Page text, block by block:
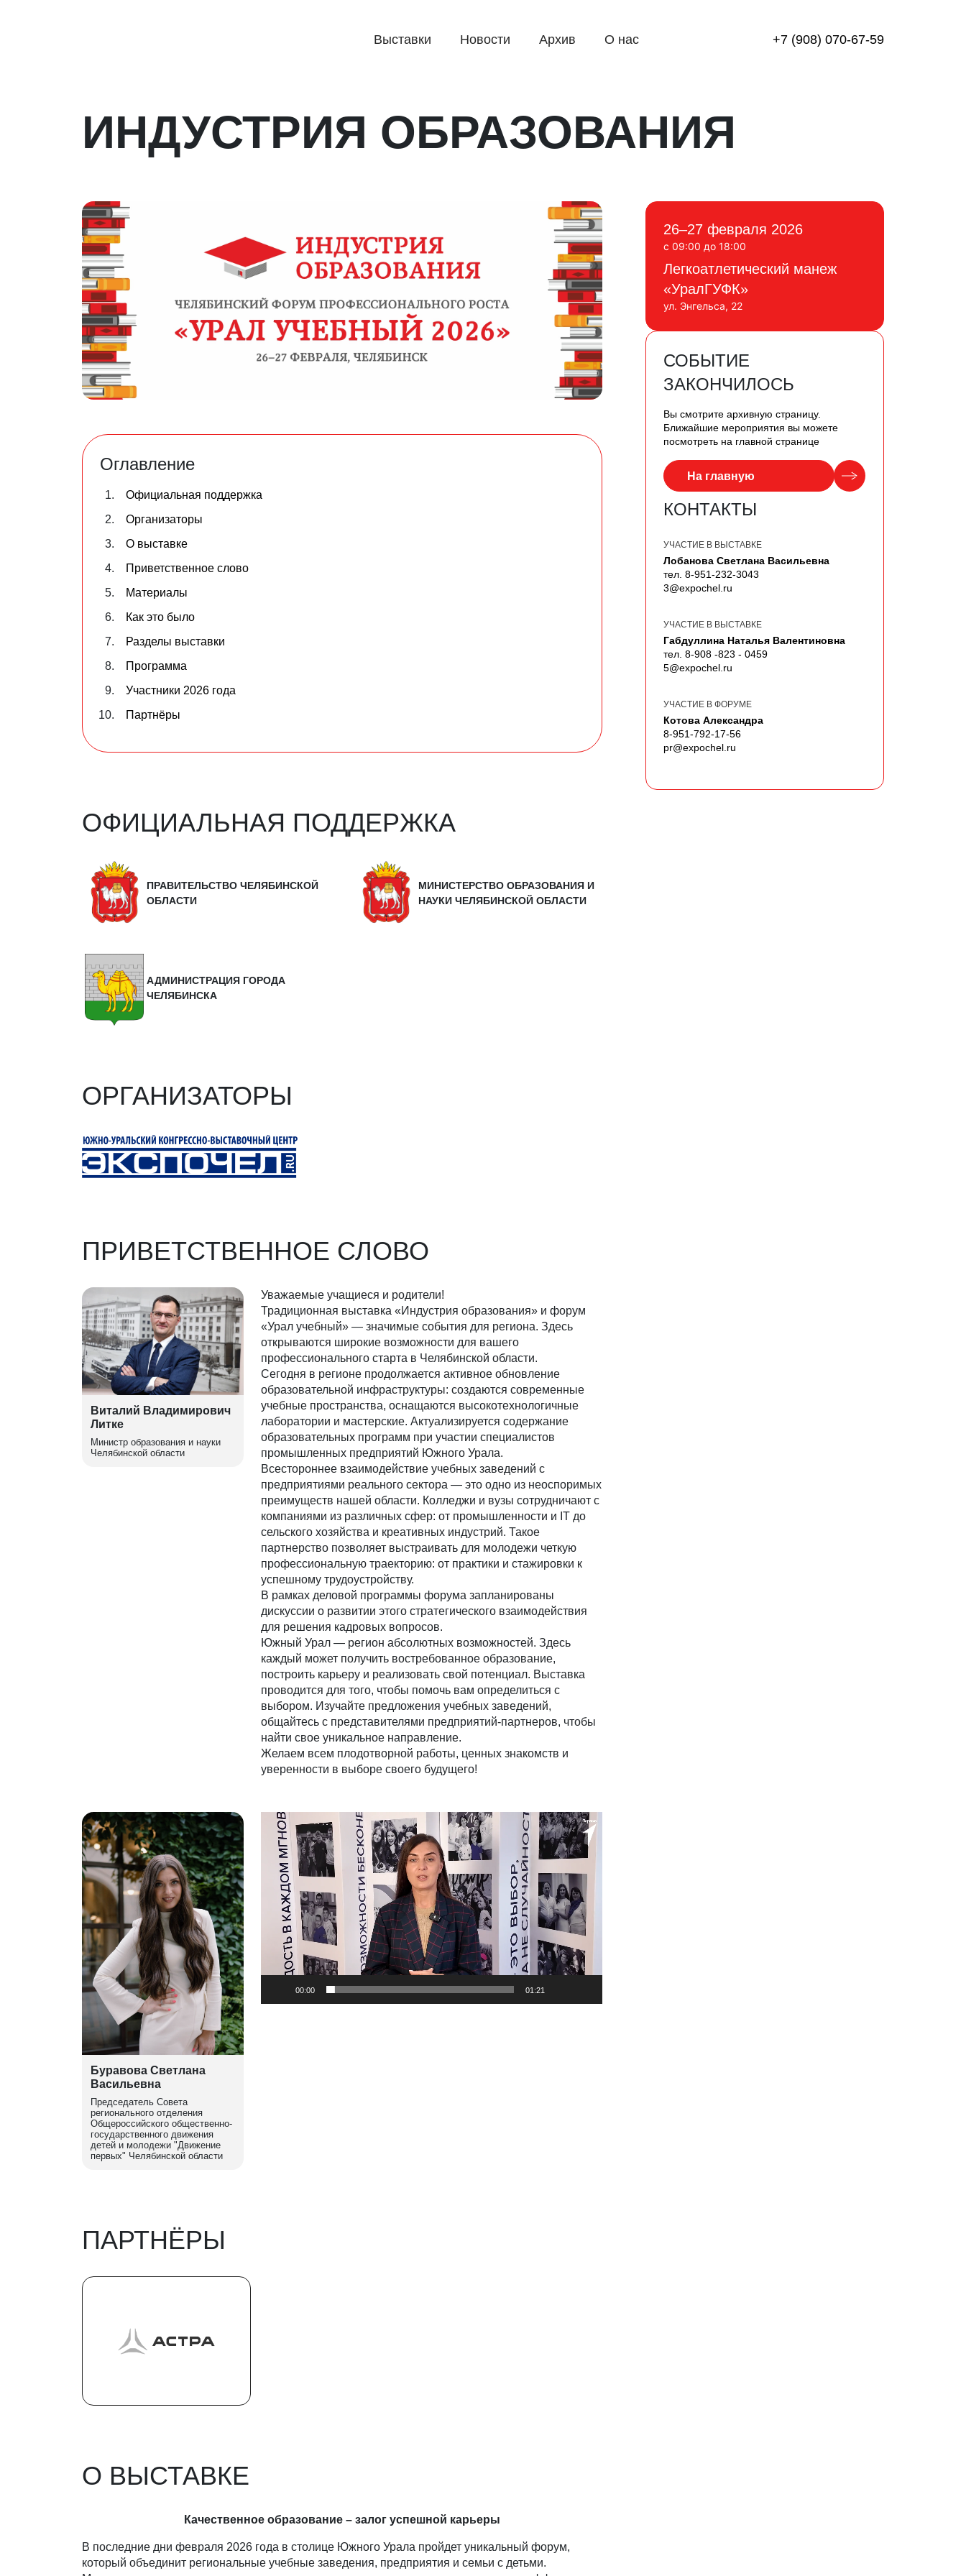
Выставки Новости Архив О нас +7 (908) 070-67-59
ИНДУСТРИЯ ОБРАЗОВАНИЯ
26–27 февраля 2026
с 09:00 до 18:00
Легкоатлетический манеж
«УралГУФК»
ул. Энгельса, 22
СОБЫТИЕ
ЗАКОНЧИЛОСЬ
Вы смотрите архивную страницу.
Ближайшие мероприятия вы можете
посмотреть на главной странице
На главную
КОНТАКТЫ
УЧАСТИЕ В ВЫСТАВКЕ
Лобанова Светлана Васильевна
тел. 8-951-232-3043
3@expochel.ru
УЧАСТИЕ В ВЫСТАВКЕ
Габдуллина Наталья Валентиновна
тел. 8-908 -823 - 0459
5@expochel.ru
УЧАСТИЕ В ФОРУМЕ
Котова Александра
8-951-792-17-56
pr@expochel.ru
Оглавление
Официальная поддержка
Организаторы
О выставке
Приветственное слово
Материалы
Как это было
Разделы выставки
Программа
Участники 2026 года
Партнёры
ОФИЦИАЛЬНАЯ ПОДДЕРЖКА
ПРАВИТЕЛЬСТВО ЧЕЛЯБИНСКОЙ
ОБЛАСТИ
МИНИСТЕРСТВО ОБРАЗОВАНИЯ И
НАУКИ ЧЕЛЯБИНСКОЙ ОБЛАСТИ
АДМИНИСТРАЦИЯ ГОРОДА
ЧЕЛЯБИНСКА
ОРГАНИЗАТОРЫ
ПРИВЕТСТВЕННОЕ СЛОВО
Уважаемые учащиеся и родители!
Традиционная выставка «Индустрия образования» и форум
«Урал учебный» — значимые события для региона. Здесь
открываются широкие возможности для вашего
профессионального старта в Челябинской области.
Сегодня в регионе продолжается активное обновление
образовательной инфраструктуры: создаются современные
учебные пространства, оснащаются высокотехнологичные
лаборатории и мастерские. Актуализируется содержание
образовательных программ при участии специалистов
промышленных предприятий Южного Урала.
Всестороннее взаимодействие учебных заведений с
предприятиями реального сектора — это одно из неоспоримых
преимуществ нашей области. Колледжи и вузы сотрудничают с
компаниями из различных сфер: от промышленности и IT до
сельского хозяйства и креативных индустрий. Такое
партнерство позволяет выстраивать для молодежи четкую
профессиональную траекторию: от практики и стажировки к
успешному трудоустройству.
В рамках деловой программы форума запланированы
дискуссии о развитии этого стратегического взаимодействия
для решения кадровых вопросов.
Южный Урал — регион абсолютных возможностей. Здесь
каждый может получить востребованное образование,
построить карьеру и реализовать свой потенциал. Выставка
проводится для того, чтобы помочь вам определиться с
выбором. Изучайте предложения учебных заведений,
общайтесь с представителями предприятий-партнеров, чтобы
найти свое уникальное направление.
Желаем всем плодотворной работы, ценных знакомств и
уверенности в выборе своего будущего!
Виталий Владимирович
Литке
Министр образования и науки
Челябинской области
00:00 01:21
Буравова Светлана
Васильевна
Председатель Совета
регионального отделения
Общероссийского общественно-
государственного движения
детей и молодежи "Движение
первых" Челябинской области
ПАРТНЁРЫ
О ВЫСТАВКЕ
Качественное образование – залог успешной карьеры
В последние дни февраля 2026 года в столице Южного Урала пройдет уникальный форум,
который объединит региональные учебные заведения, предприятия и семьи с детьми.